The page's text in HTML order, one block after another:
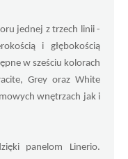
jednej z trzech linii -
i głębokością
w sześciu kolorach
Grey oraz White
wnętrzach jak i
panelom Linerio.